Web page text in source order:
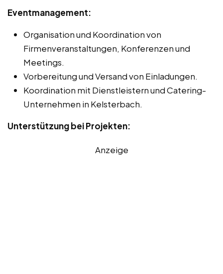
Eventmanagement:
Organisation und Koordination von
Firmenveranstaltungen, Konferenzen und
Meetings.
Vorbereitung und Versand von Einladungen.
Koordination mit Dienstleistern und Catering-
Unternehmen in Kelsterbach.
Unterstützung bei Projekten:
Anzeige